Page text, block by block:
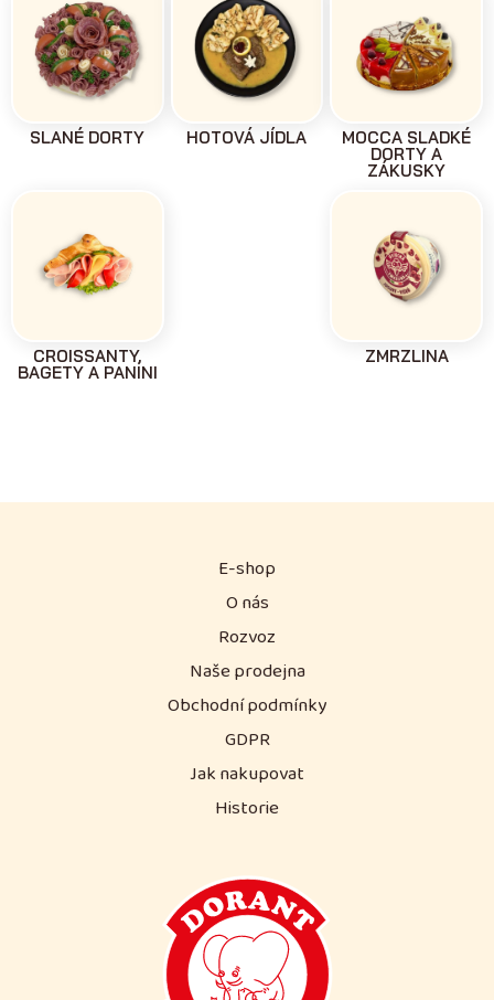
SLANÉ DORTY HOTOVÁ JÍDLA MOCCA SLADKÉ
DORTY A
ZÁKUSKY
CROISSANTY,
BAGETY A PANINI
ZMRZLINA
E-shop
O nás
Rozvoz
Naše prodejna
Obchodní podmínky
GDPR
Jak nakupovat
Historie